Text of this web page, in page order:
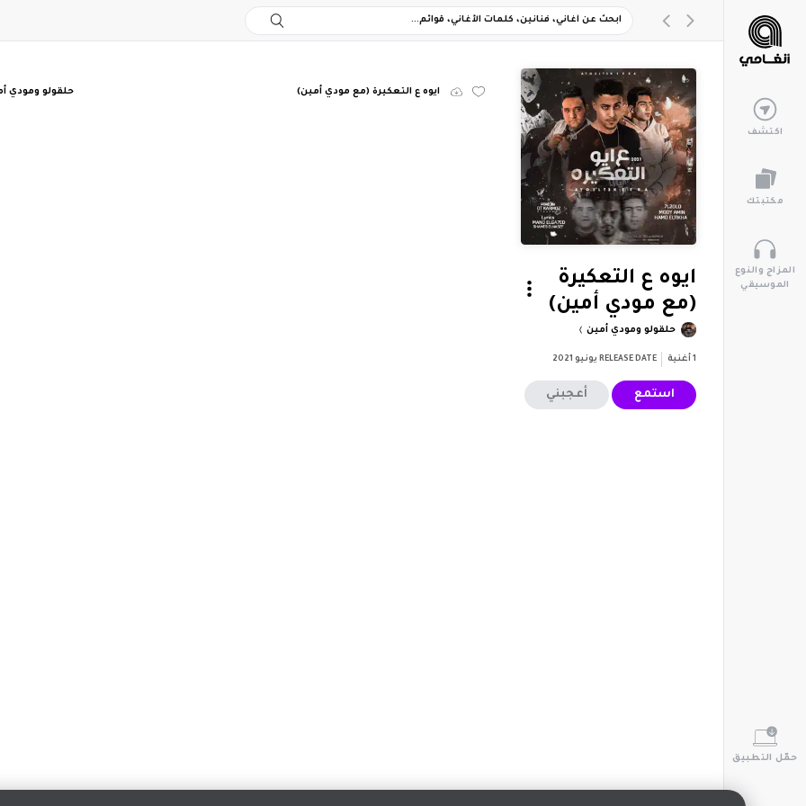
اكتشف
مكتبتك
المزاج والنوع
الموسيقي
حمّل التطبيق
ايوه ع التعكيرة
(مع مودي أمين)
حلقولو ومودي أمين
1 أغنية RELEASE DATE يونيو 2021
استمع أعجبني
ايوه ع التعكيرة (مع مودي أمين) حلقولو ومودي